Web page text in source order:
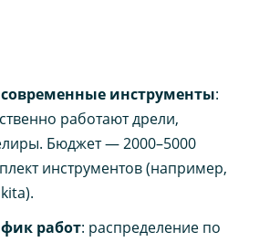
инструменты:
работают дрели,
Бюджет — 2000–5000
инструментов (например,
работ: распределение по